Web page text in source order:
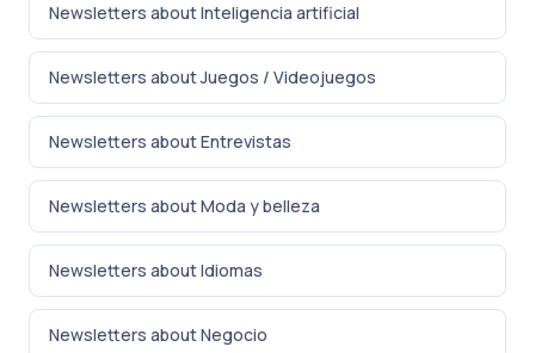
Newsletters about Inteligencia artificial
Newsletters about Juegos / Videojuegos
Newsletters about Entrevistas
Newsletters about Moda y belleza
Newsletters about Idiomas
Newsletters about Negocio